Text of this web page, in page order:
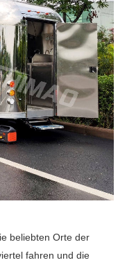
beliebten Orte der
fahren und die